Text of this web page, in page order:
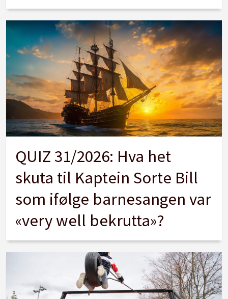
QUIZ 31/2026: Hva het
skuta til Kaptein Sorte Bill
som ifølge barnesangen var
«very well bekrutta»?